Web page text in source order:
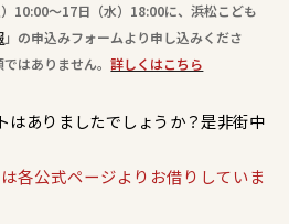
10:00～17日（水）18:00に、浜松こども
」の申込みフォームより申し込みくださ
はありません。詳しくはこちら
はありましたでしょうか？是非街中
各公式ページよりお借りしていま